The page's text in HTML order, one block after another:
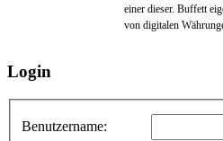
einer dieser. Buffett
von digitalen
Login
Benutzername: